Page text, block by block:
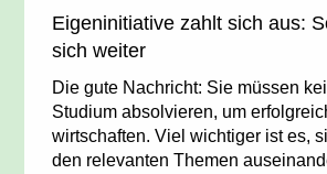
Eigeninitiative zahlt sich aus:
sich weiter
Die gute Nachricht: Sie müssen
Studium absolvieren, um
wirtschaften. Viel wichtiger ist es,
den relevanten Themen